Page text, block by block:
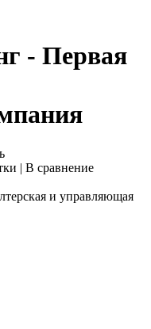
- Первая
| В сравнение